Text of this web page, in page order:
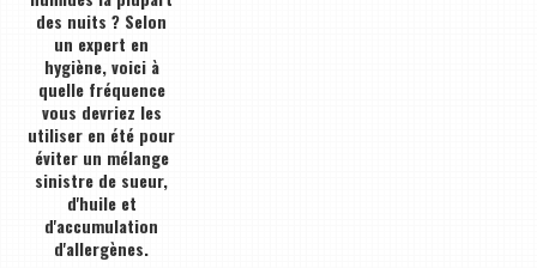
des nuits ? Selon
un expert en
hygiène, voici à
quelle fréquence
vous devriez les
utiliser en été pour
éviter un mélange
sinistre de sueur,
d'huile et
d'accumulation
d'allergènes.